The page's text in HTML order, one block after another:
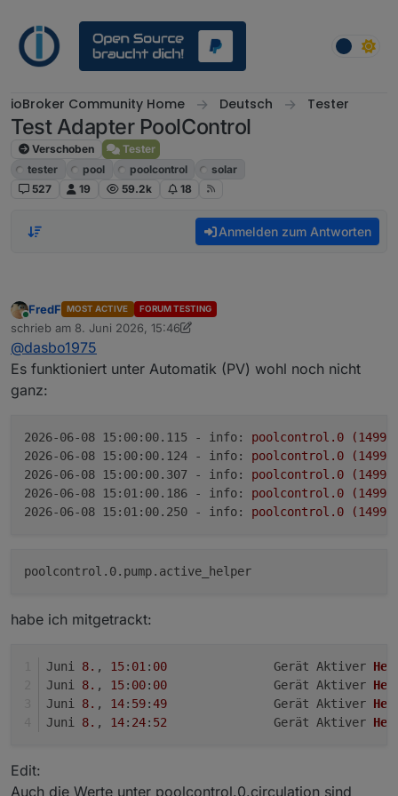
ioBroker Community Home Deutsch Tester
Test Adapter PoolControl
Verschoben
Tester
tester
pool poolcontrol
solar
527
19 59.2k 18
Anmelden zum Antworten
Online
FredF MOST ACTIVE FORUM TESTING
schrieb am 8. Juni 2026, 15:46
zuletzt editiert von FredF 6. Aug. 2026, 17:50
@dasbo1975
Es funktioniert unter Automatik (PV) wohl noch nicht
ganz:
2026-06-08 15:00:00.115 - info: poolcontrol.0
2026-06-08 15:00:00.124 - info:
poolcontrol.0
2026-06-08 15:00:00.307 - info:
poolcontrol.0
2026-06-08 15:01:00.186 - info:
poolcontrol.0
2026-06-08 15:01:00.250 - info:
poolcontrol.0
habe ich mitgetrackt:
Juni 8. , 15: 01 : 00
		Gerät Aktiver
Juni 8. , 15: 00: 00
		Gerät Aktiver
Juni 8. , 14: 59:49
		Gerät Aktiver
Juni 8. , 14: 24: 52
		Gerät Aktiver
Edit:
Auch die Werte unter poolcontrol.0.circulation sind